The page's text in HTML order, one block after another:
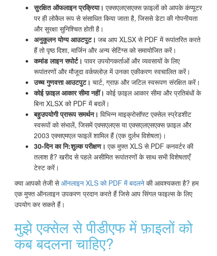
सुरक्षित ऑफलाइन प्रक्रिया। एक्सएलएसएक्स फ़ाइलों को आपके कंप्यूटर
पर ही लोकैल रूप से संसाधित किया जाता है, जिससे डेटा की गोपनीयता
और सुरक्षा सुनिश्चित होती है।
अनुकूलन योग्य आउटपुट। जब आप XLSX से PDF में रूपांतरित करते
हैं तो पृष्ठ दिशा, मार्जिन और अन्य सेटिंग्स को समायोजित करें।
कमांड लाइन सपोर्ट। पावर उपयोगकर्ताओं और व्यवसायों के लिए
रूपांतरणों और मौजूदा वर्कफ़्लोज़ में उनका एकीकरण स्वचालित करें।
उच्च गुणवत्ता आउटपुट। चार्ट, ग्राफ़ और जटिल स्वरूपण संरक्षित करें।
कोई फ़ाइल आकार सीमा नहीं। कोई फ़ाइल आकार सीमा और प्रतिबंधों के
बिना XLSX को PDF में बदलें।
बहुउपयोगी प्रारूप समर्थन। विभिन्न माइक्रोसॉफ्ट एक्सेल स्प्रेडशीट
स्वरूपों को संभालें, जिसमें एक्सएलएस या एक्सएलएसएक्स फ़ाइल और
2003 एक्सएमएल फाइलें शामिल हैं (एक दुर्लभ विशेषता)।
30-दिन का नि:शुल्क परीक्षण। एक मुफ्त XLS से PDF कनवर्टर की
तलाश है? खरीद से पहले असीमित रूपांतरणों के साथ सभी विशेषताएँ
टेस्ट करें।
क्या आपको तेजी सेऑनलाइन XLS को PDF में बदलने की आवश्यकता है? हम
एक मुफ्त ऑनलाइन उपकरण प्रदान करते हैं जिसे आप सिंगल फाइल्स के लिए
उपयोग कर सकते हैं।
मुझे एक्सेल से पीडीएफ में फ़ाइलों को
कब बदलना चाहिए?